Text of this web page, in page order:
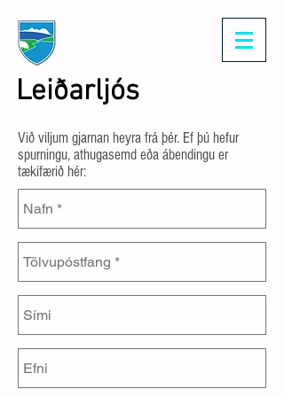
Leiðarljós
Við viljum gjarnan heyra frá þér. Ef þú hefur
spurningu, athugasemd eða ábendingu er
tækifærið hér: